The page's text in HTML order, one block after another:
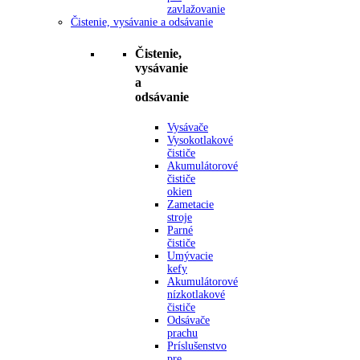
zavlažovanie
Čistenie, vysávanie a odsávanie
Čistenie,
vysávanie
a
odsávanie
Vysávače
Vysokotlakové
čističe
Akumulátorové
čističe
okien
Zametacie
stroje
Parné
čističe
Umývacie
kefy
Akumulátorové
nízkotlakové
čističe
Odsávače
prachu
Príslušenstvo